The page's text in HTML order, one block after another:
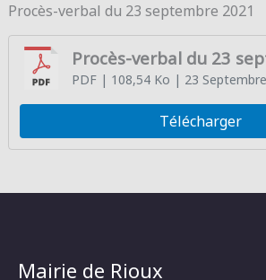
Procès-verbal du 23 septembre 2021
Procès-verbal du 23
PDF| 108,54 Ko | 23
Télécharger
Mairie de Rioux